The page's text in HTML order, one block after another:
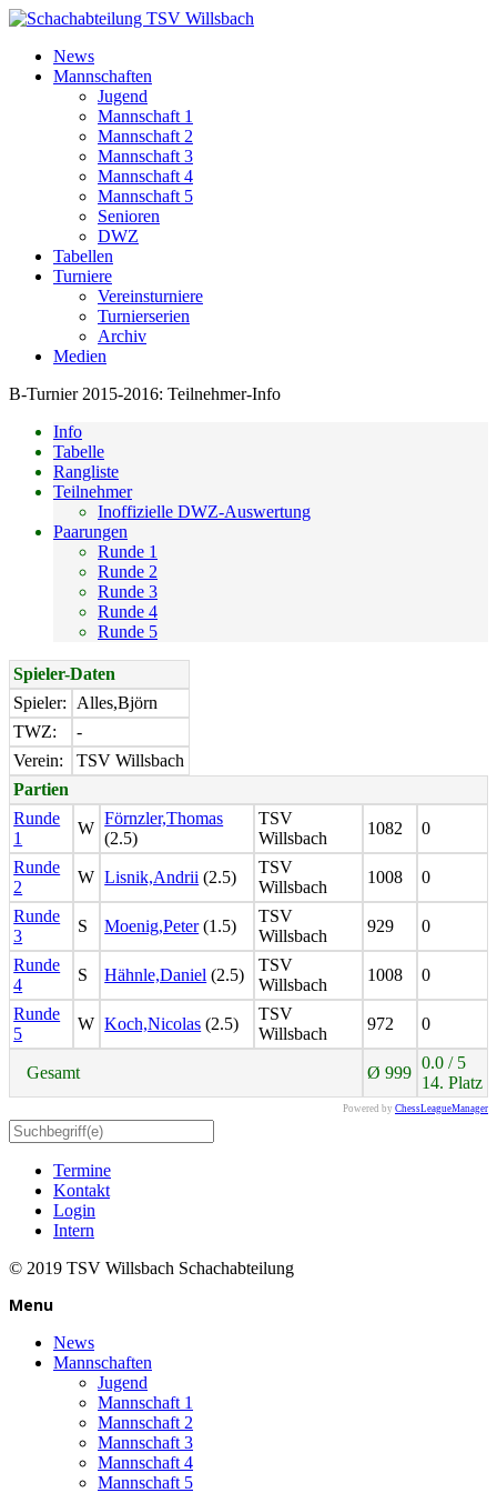
News
Mannschaften
Jugend
Mannschaft 1
Mannschaft 2
Mannschaft 3
Mannschaft 4
Mannschaft 5
Senioren
DWZ
Tabellen
Turniere
Vereinsturniere
Turnierserien
Archiv
Medien
B-Turnier 2015-2016: Teilnehmer-Info
Info
Tabelle
Rangliste
Teilnehmer
Inoffizielle DWZ-Auswertung
Paarungen
Runde 1
Runde 2
Runde 3
Runde 4
Runde 5
Spieler-Daten
Spieler:
Alles,Björn
TWZ:
-
Verein:
TSV Willsbach
Partien
Runde
1
W
Förnzler,Thomas
(2.5)
TSV
Willsbach
1082 0
Runde
2
W Lisnik,Andrii (2.5)
TSV
Willsbach
1008 0
Runde
3
S Moenig,Peter(1.5)
TSV
Willsbach
929 0
Runde
4
S Hähnle,Daniel (2.5)
TSV
Willsbach
1008 0
Runde
5
W Koch,Nicolas (2.5)
TSV
Willsbach
972 0
Gesamt Ø 999
0.0 / 5
14. Platz
Powered by ChessLeagueManager
Termine
Kontakt
Login
Intern
© 2019 TSV Willsbach Schachabteilung
Menu
News
Mannschaften
Jugend
Mannschaft 1
Mannschaft 2
Mannschaft 3
Mannschaft 4
Mannschaft 5